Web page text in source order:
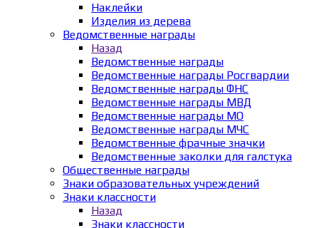
Наклейки
Изделия из дерева
Ведомственные награды
Назад
Ведомственные награды
Ведомственные награды Росгвардии
Ведомственные награды ФНС
Ведомственные награды МВД
Ведомственные награды МО
Ведомственные награды МЧС
Ведомственные фрачные значки
Ведомственные заколки для галстука
Общественные награды
Знаки образовательных учреждений
Знаки классности
Назад
Знаки классности